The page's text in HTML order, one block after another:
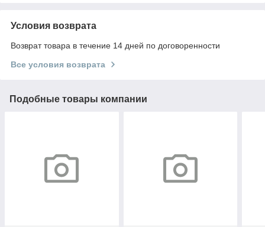
Условия возврата
Возврат товара в течение 14 дней по договоренности
Все условия возврата
Подобные товары компании